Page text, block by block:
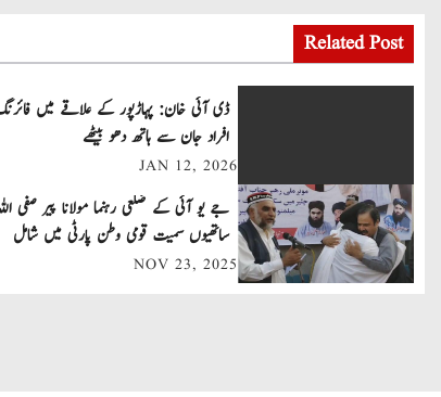
o
s
a
v
i
Related Post
ڈی آئی خان: پہاڑپور کے علاقے میں
افراد جان سے ہاتھ دھو بیٹھے
JAN 12, 2026
جے یو آئی کے ضلعی رہنما مولانا پیر صفی
ساتھیوں سمیت قومی وطن پارٹی میں شامل
NOV 23, 2025